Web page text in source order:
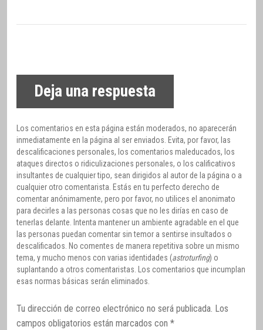
Deja una respuesta
Los comentarios en esta página están moderados, no aparecerán
inmediatamente en la página al ser enviados. Evita, por favor, las
descalificaciones personales, los comentarios maleducados, los
ataques directos o ridiculizaciones personales, o los calificativos
insultantes de cualquier tipo, sean dirigidos al autor de la página o a
cualquier otro comentarista. Estás en tu perfecto derecho de
comentar anónimamente, pero por favor, no utilices el anonimato
para decirles a las personas cosas que no les dirías en caso de
tenerlas delante. Intenta mantener un ambiente agradable en el que
las personas puedan comentar sin temor a sentirse insultados o
descalificados. No comentes de manera repetitiva sobre un mismo
tema, y mucho menos con varias identidades (astroturfing) o
suplantando a otros comentaristas. Los comentarios que incumplan
esas normas básicas serán eliminados.
Tu dirección de correo electrónico no será publicada. Los
campos obligatorios están marcados con *